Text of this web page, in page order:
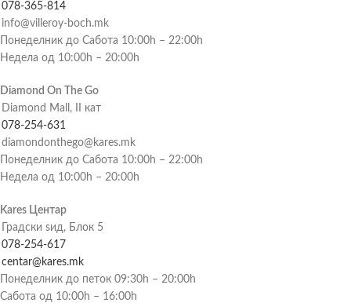
078-365-814
info@villeroy-boch.mk
Понеделник до Сабота 10:00h – 22:00h
Недела од 10:00h – 20:00h
Diamond On The Go
Diamond Mall, II кат
078-254-631
diamondonthego@kares.mk
Понеделник до Сабота 10:00h – 22:00h
Недела од 10:00h – 20:00h
Kares Центар
Градски ѕид, Блок 5
078-254-617
centar@kares.mk
Понеделник до петок 09:30h – 20:00h
Сабота од 10:00h – 16:00h